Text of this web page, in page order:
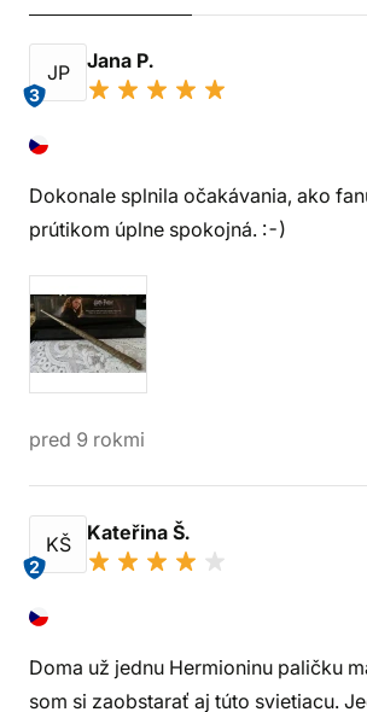
JP
3
Jana P.
Dokonale splnila očakávania, ako
prútikom úplne spokojná. :-)
pred 9 rokmi
KŠ
2
Kateřina Š.
Doma už jednu Hermioninu paličku
som si zaobstarať aj túto svietiacu.